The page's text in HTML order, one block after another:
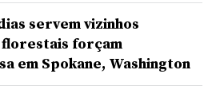
servem vizinhos
florestais forçam
em Spokane, Washington